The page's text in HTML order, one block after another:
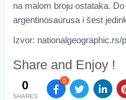
na malom broju ostataka.
argentinosaurusa i šest
Izvor: nationalgeographic.rs/
Share and Enjoy !
0
SHARES
0